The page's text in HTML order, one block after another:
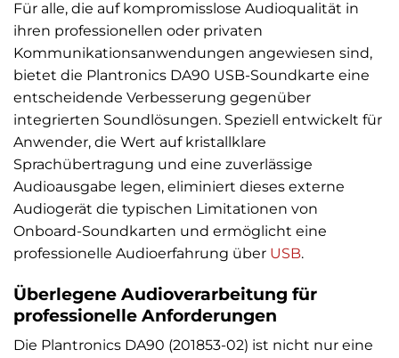
Für alle, die auf kompromisslose Audioqualität in
ihren professionellen oder privaten
Kommunikationsanwendungen angewiesen sind,
bietet die Plantronics DA90 USB-Soundkarte eine
entscheidende Verbesserung gegenüber
integrierten Soundlösungen. Speziell entwickelt für
Anwender, die Wert auf kristallklare
Sprachübertragung und eine zuverlässige
Audioausgabe legen, eliminiert dieses externe
Audiogerät die typischen Limitationen von
Onboard-Soundkarten und ermöglicht eine
professionelle Audioerfahrung über USB.
Überlegene Audioverarbeitung für
professionelle Anforderungen
Die Plantronics DA90 (201853-02) ist nicht nur eine